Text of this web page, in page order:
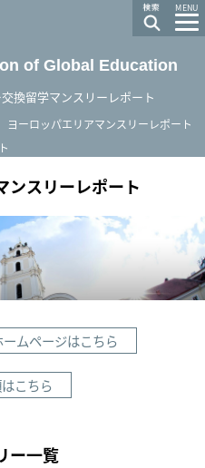
MENU
of Global Education
換留学マンスリーレポート
ヨーロッパエリアマンスリーレポート
ンスリーレポート
ムページはこちら
こちら
ー一覧